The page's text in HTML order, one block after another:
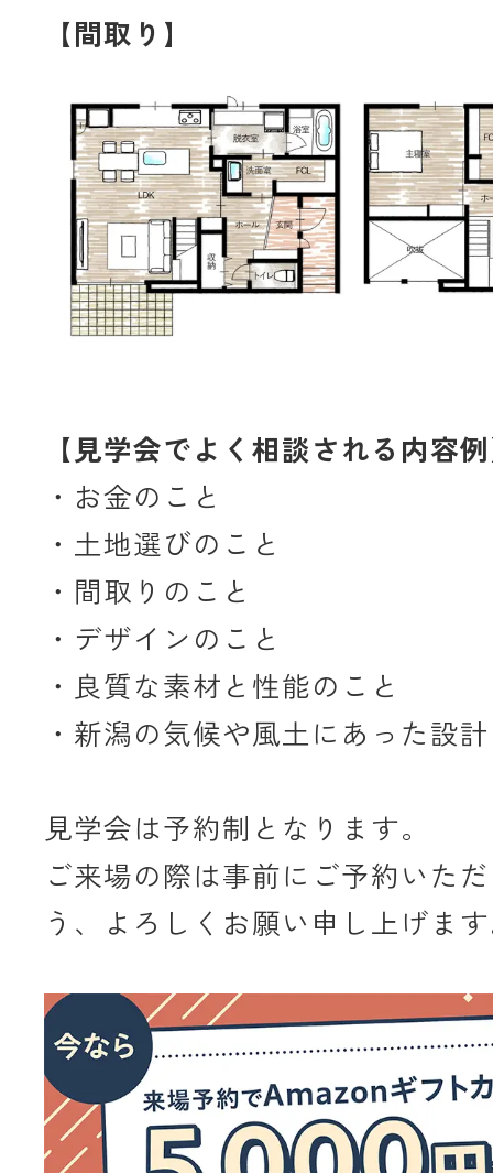
【間取り】
【見学会でよく相談される内容
・お金のこと
・土地選びのこと
・間取りのこと
・デザインのこと
・良質な素材と性能のこと
・新潟の気候や風土にあった設
見学会は予約制となります。
ご来場の際は事前にご予約いた
う、よろしくお願い申し上げま